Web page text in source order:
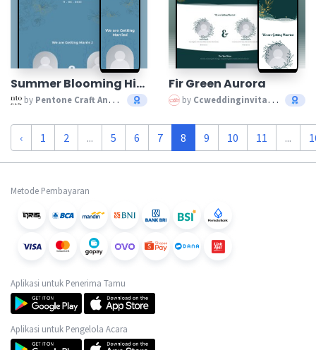
Summer Blooming Hisbiscus
by Pentone Craft And Paper
Fir Green Aurora
by Ccweddinginvitation
‹ 1 2 ... 5 6 7 8 9 10 11 ...
Metode Pembayaran
Aplikasi untuk Penerima Tamu
Aplikasi untuk Pengelola Acara